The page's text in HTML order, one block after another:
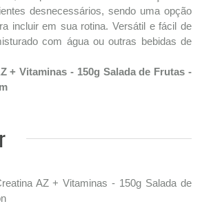
desnecessários, sendo uma opção
incluir em sua rotina. Versátil e fácil de
com água ou outras bebidas de
+ Vitaminas - 150g Salada de Frutas -
AZ + Vitaminas - 150g Salada de